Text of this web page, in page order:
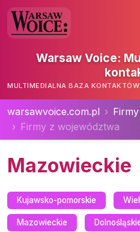
Warsaw Voice:
MULTIMEDIALNA BAZA
warsawvoice.com.pl
Firmy
Firmy z województwa
Mazowieckie
Kujawsko-pomorskie
Mazowieckie